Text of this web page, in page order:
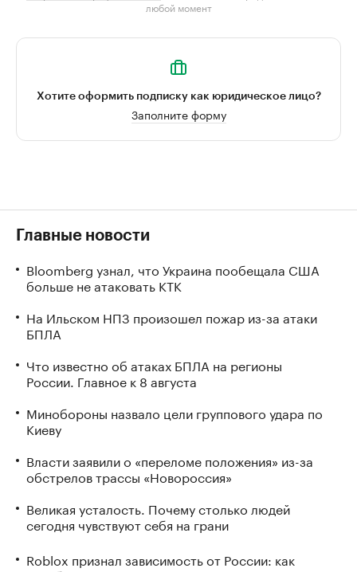
любой момент
Хотите оформить подписку как юридическое лицо?
Заполните форму
Главные новости
Bloomberg узнал, что Украина пообещала США
больше не атаковать КТК
На Ильском НПЗ произошел пожар из-за атаки
БПЛА
Что известно об атаках БПЛА на регионы
России. Главное к 8 августа
Минобороны назвало цели группового удара по
Киеву
Власти заявили о «переломе положения» из-за
обстрелов трассы «Новороссия»
Великая усталость. Почему столько людей
сегодня чувствуют себя на грани
Roblox признал зависимость от России: как